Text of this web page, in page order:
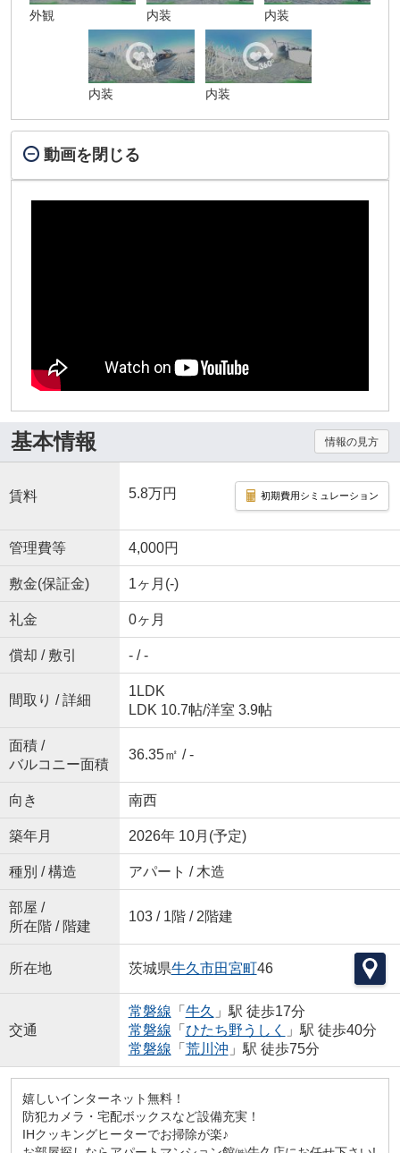
外観 内装 内装
内装 内装
動画を閉じる
基本情報 情報の見方
賃料 5.8万円 初期費用シミュレーション
管理費等 4,000円
敷金(保証金) 1ヶ月(-)
礼金 0ヶ月
償却 / 敷引 - / -
間取り / 詳細
1LDK
LDK 10.7帖/洋室 3.9帖
面積 /
バルコニー面積
36.35㎡ / -
向き 南西
築年月 2026年 10月(予定)
種別 / 構造 アパート / 木造
部屋 /
所在階 / 階建
103 / 1階 / 2階建
所在地 茨城県牛久市田宮町46
交通
常磐線 「 牛久 」駅 徒歩17分
常磐線 「 ひたち野うしく
」駅 徒歩40分
常磐線 「 荒川沖 」駅 徒歩75分
嬉しいインターネット無料！
防犯カメラ・宅配ボックスなど設備充実！
IHクッキングヒーターでお掃除が楽♪